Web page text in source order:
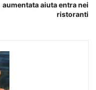
aumentata aiuta entra nei
ristoranti